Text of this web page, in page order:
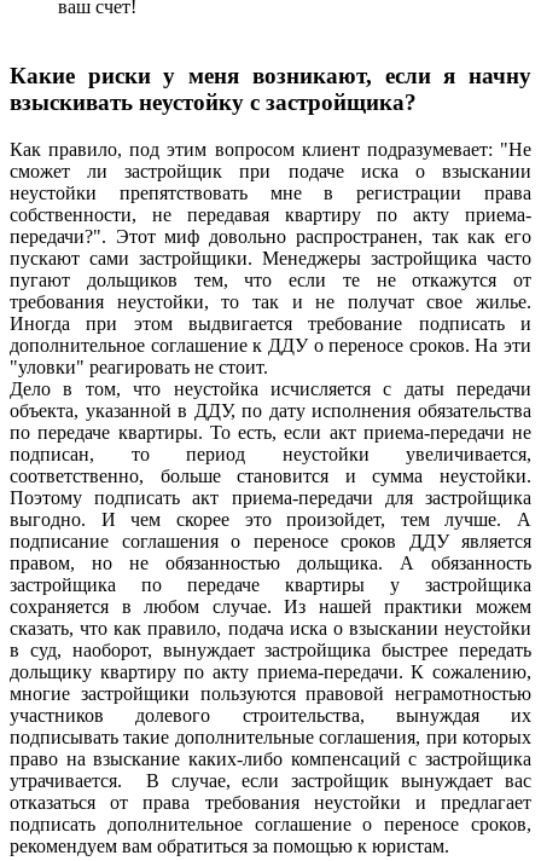
ваш счет!
Какие риски у меня возникают, если я начну
взыскивать неустойку с застройщика?
Как правило, под этим вопросом клиент подразумевает: "Не
сможет ли застройщик при подаче иска о взыскании
неустойки препятствовать мне в регистрации права
собственности, не передавая квартиру по акту приема-
передачи?". Этот миф довольно распространен, так как его
пускают сами застройщики. Менеджеры застройщика часто
пугают дольщиков тем, что если те не откажутся от
требования неустойки, то так и не получат свое жилье.
Иногда при этом выдвигается требование подписать и
дополнительное соглашение к ДДУ о переносе сроков. На эти
"уловки" реагировать не стоит.
Дело в том, что неустойка исчисляется с даты передачи
объекта, указанной в ДДУ, по дату исполнения обязательства
по передаче квартиры. То есть, если акт приема-передачи не
подписан, то период неустойки увеличивается,
соответственно, больше становится и сумма неустойки.
Поэтому подписать акт приема-передачи для застройщика
выгодно. И чем скорее это произойдет, тем лучше. А
подписание соглашения о переносе сроков ДДУ является
правом, но не обязанностью дольщика. А обязанность
застройщика по передаче квартиры у застройщика
сохраняется в любом случае. Из нашей практики можем
сказать, что как правило, подача иска о взыскании неустойки
в суд, наоборот, вынуждает застройщика быстрее передать
дольщику квартиру по акту приема-передачи. К сожалению,
многие застройщики пользуются правовой неграмотностью
участников долевого строительства, вынуждая их
подписывать такие дополнительные соглашения, при которых
право на взыскание каких-либо компенсаций с застройщика
утрачивается. В случае, если застройщик вынуждает вас
отказаться от права требования неустойки и предлагает
подписать дополнительное соглашение о переносе сроков,
рекомендуем вам обратиться за помощью к юристам.